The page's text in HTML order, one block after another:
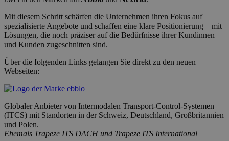
Mit diesem Schritt schärfen die Unternehmen ihren Fokus auf
spezialisierte Angebote und schaffen eine klare Positionierung – mit
Lösungen, die noch präziser auf die Bedürfnisse ihrer Kundinnen
und Kunden zugeschnitten sind.
Über die folgenden Links gelangen Sie direkt zu den neuen
Webseiten:
Globaler Anbieter von Intermodalen Transport-Control-Systemen
(ITCS) mit Standorten in der Schweiz, Deutschland, Großbritannien
und Polen.
Ehemals Trapeze ITS DACH und Trapeze ITS International